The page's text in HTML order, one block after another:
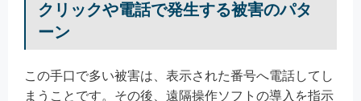
クリックや電話で発生する被害のパタ
ーン
この手口で多い被害は、表示された番号へ電話してし
まうことです。その後、遠隔操作ソフトの導入を指示